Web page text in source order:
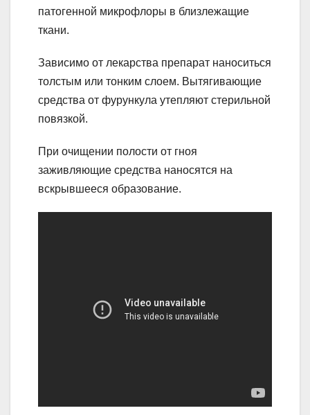
патогенной микрофлоры в близлежащие
ткани.
Зависимо от лекарства препарат наноситься
толстым или тонким слоем. Вытягивающие
средства от фурункула утепляют стерильной
повязкой.
При очищении полости от гноя
заживляющие средства наносятся на
вскрывшееся образование.